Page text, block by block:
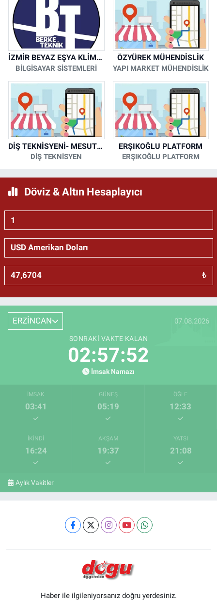
İZMİR BEYAZ EŞYA KLİMA KOMBİ SERVİSİ
BİLGİSAYAR SİSTEMLERİ
ÖZYÜREK MÜHENDİSLİK
YAPI MARKET MÜHENDİSLİK
DİŞ TEKNİSYENİ- MESUT KORKMAZ
DİŞ TEKNİSYEN
ERŞIKOĞLU PLATFORM
ERŞIKOĞLU PLATFORM
Döviz & Altın Hesaplayıcı
₺
ERZİNCAN 07.08.2026
SONRAKI VAKTE KALAN
02:57:51
İmsak Namazı
İMSAK
03:41
GÜNEŞ
05:19
ÖĞLE
12:33
İKINDI
16:24
AKŞAM
19:37
YATSI
21:08
Aylık Vakitler
Haber ile ilgileniyorsanız doğru yerdesiniz.